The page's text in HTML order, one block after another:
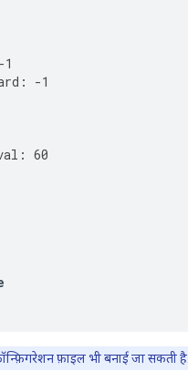
-1
: -1
: 60
फ़ाइल भी बनाई जा सकती है.